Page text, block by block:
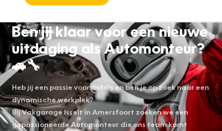
Vacatures
Ben jij klaar voor een nieuwe
uitdaging als Automonteur?
🚗🔧
Heb jij een passie voor auto’s en ben je op zoek naar een
dynamische werkplek?
Bij Vakgarage Isselt in Amersfoort zoeken we een
gepassioneerde Automonteur die ons team komt